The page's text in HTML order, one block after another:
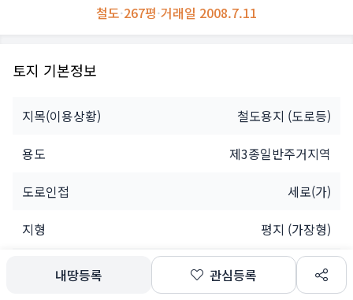
철도·267평·거래일 2008.7.11
토지 기본정보
지목(이용상황) 철도용지 (도로등)
용도
제3종일반주거지역
도로인접
세로(가)
지형
평지 (가장형)
소유자
법인
내땅등록 관심등록